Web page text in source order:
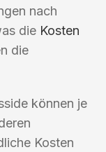
nach
die Kosten
die
können je
Kosten